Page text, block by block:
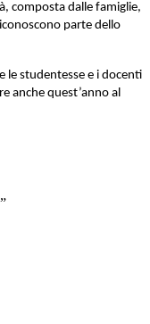
composta dalle famiglie,
parte dello
le studentesse e i docenti
anche quest’anno al